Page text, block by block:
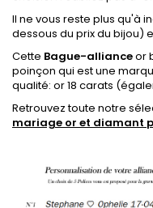
Il ne vous reste plus qu'à
dessous du prix du bijou)
Cette Bague-allianceor
poinçon qui est une
qualité: or 18 carats
Retrouvez toute notre
mariage or et diamant